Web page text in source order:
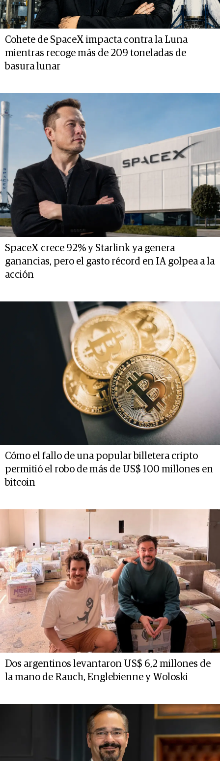
Cohete de SpaceX impacta contra la Luna
mientras recoge más de 209 toneladas de
basura lunar
SpaceX crece 92% y Starlink ya genera
ganancias, pero el gasto récord en IA golpea a la
acción
Cómo el fallo de una popular billetera cripto
permitió el robo de más de US$ 100 millones en
bitcoin
Dos argentinos levantaron US$ 6,2 millones de
la mano de Rauch, Englebienne y Woloski